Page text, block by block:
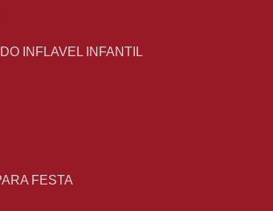
INFLAVEL INFANTIL
FESTA